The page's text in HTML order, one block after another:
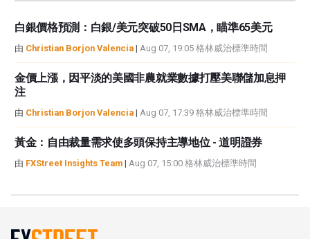
白銀價格預測：白銀/美元突破50日SMA，瞄準65美元
由 Christian Borjon Valencia | Aug 07, 19:05 格林威治標準時間
金價上漲，因平淡的美國非農就業數據打壓美聯儲加息押
注
由 Christian Borjon Valencia | Aug 07, 17:39 格林威治標準時間
黃金：自由裁量需求使多頭保持主導地位 - 道明證券
由 FXStreet Insights Team | Aug 07, 15:00 格林威治標準時間